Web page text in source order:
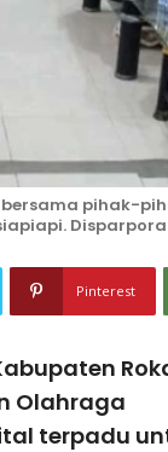
pihak-
Disparpora
Pinterest
Olahraga
terpadu